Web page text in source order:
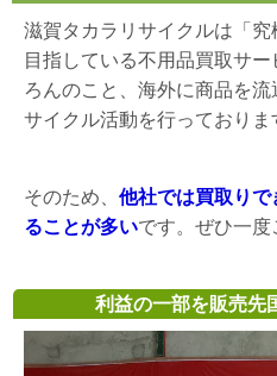
滋賀タカラリサイクルは「
目指している不用品買取サ
ろんのこと、海外に商品を
サイクル活動を行っておりま
そのため、 他社では買取りで
ることが多いです。ぜひ一度
利益の一部を販売先